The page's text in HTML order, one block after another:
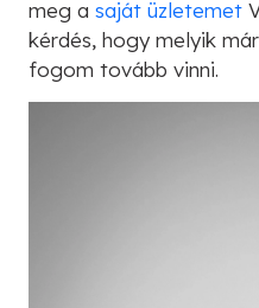
meg a saját üzletemet
kérdés, hogy melyik
fogom tovább vinni.